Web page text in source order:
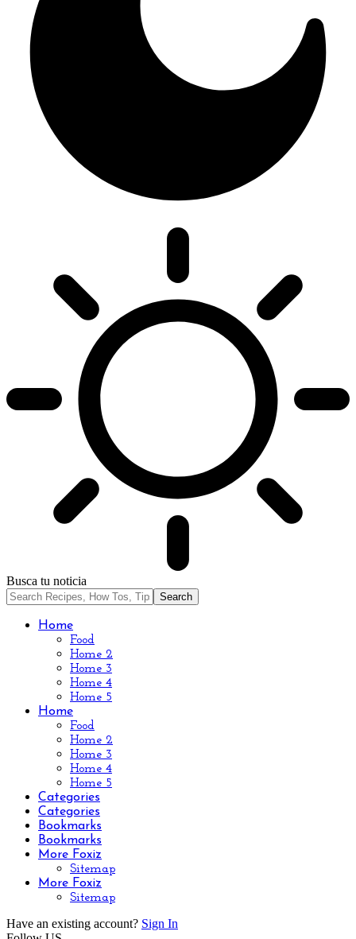
Busca tu noticia
Home
Food
Home 2
Home 3
Home 4
Home 5
Home
Food
Home 2
Home 3
Home 4
Home 5
Categories
Categories
Bookmarks
Bookmarks
More Foxiz
Sitemap
More Foxiz
Sitemap
Have an existing account? Sign In